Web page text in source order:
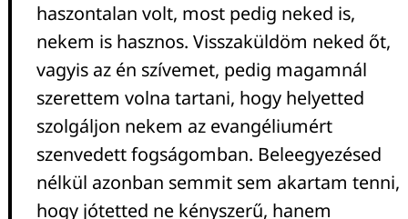
haszontalan volt, most pedig neked is,
nekem is hasznos. Visszaküldöm neked őt,
vagyis az én szívemet, pedig magamnál
szerettem volna tartani, hogy helyetted
szolgáljon nekem az evangéliumért
szenvedett fogságomban. Beleegyezésed
nélkül azonban semmit sem akartam tenni,
hogy jótetted ne kényszerű, hanem